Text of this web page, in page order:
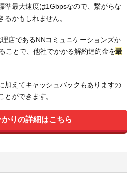
準最大速度は1Gbpsなので、繋がらな
るかもしれません。
店であるNNコミュニケーションズか
ことで、他社でかかる解約違約金を最
加えてキャッシュバックもありますの
とができます。
りの詳細はこちら